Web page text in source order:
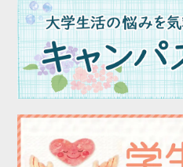
2023年03月
2023年02月
2023年01月
2022年12月
2022年09月